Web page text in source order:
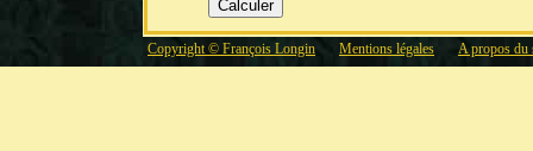
Copyright © François Longin Mentions légales A propos du